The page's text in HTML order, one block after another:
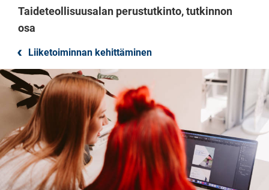
Taideteollisuusalan perustutkinto, tutkinnon
osa
Liiketoiminnan kehittäminen